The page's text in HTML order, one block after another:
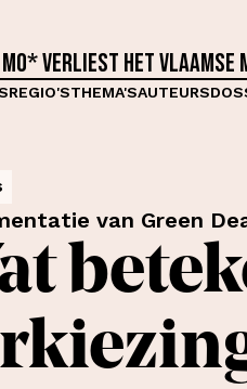
verliest het
REGIO'STHEMA'SAUTEURS
van Green